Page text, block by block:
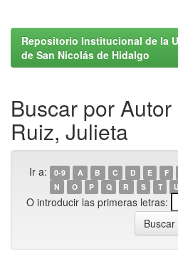
Repositorio Institucional de la
de San Nicolás de Hidalgo
Buscar por
Ruiz, Julieta
Ir a: 0-9 A B C D E F
N
O P Q R S T U
O introducir las primeras letras: